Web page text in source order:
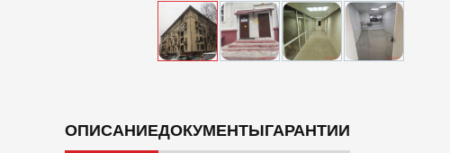
ОПИСАНИЕДОКУМЕНТЫГАРАНТИИ